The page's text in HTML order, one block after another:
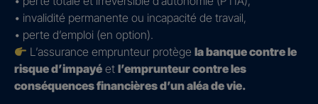
• invalidité permanente ou incapacité de travail,
• perte d’emploi (en option).
L’assurance emprunteur protègela banque contre le
risque d’impayé et l’emprunteur contre les
conséquences financières d’un aléa de vie.